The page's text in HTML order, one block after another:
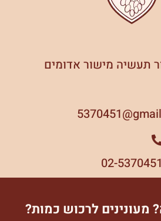
5370451
02-5370451
לרכוש כמות?